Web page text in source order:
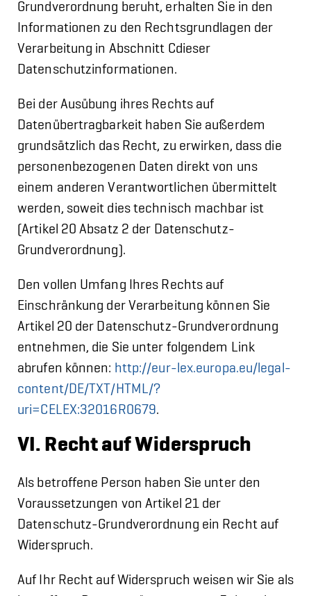
Grundverordnung beruht, erhalten Sie in den
Informationen zu den Rechtsgrundlagen der
Verarbeitung in Abschnitt Cdieser
Datenschutzinformationen.
Bei der Ausübung ihres Rechts auf
Datenübertragbarkeit haben Sie außerdem
grundsätzlich das Recht, zu erwirken, dass die
personenbezogenen Daten direkt von uns
einem anderen Verantwortlichen übermittelt
werden, soweit dies technisch machbar ist
(Artikel 20 Absatz 2 der Datenschutz-
Grundverordnung).
Den vollen Umfang Ihres Rechts auf
Einschränkung der Verarbeitung können Sie
Artikel 20 der Datenschutz-Grundverordnung
entnehmen, die Sie unter folgendem Link
abrufen können: http://eur-lex.europa.eu/legal-
content/DE/TXT/HTML/?
uri=CELEX:32016R0679.
VI. Recht auf Widerspruch
Als betroffene Person haben Sie unter den
Voraussetzungen von Artikel 21 der
Datenschutz-Grundverordnung ein Recht auf
Widerspruch.
Auf Ihr Recht auf Widerspruch weisen wir Sie als